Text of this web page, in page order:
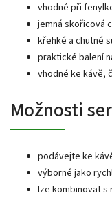
vhodné při
jemná skořicová
křehké a chutné
praktické balení
vhodné ke kávě,
Možnosti
podávejte ke
výborné jako
lze kombinovat s